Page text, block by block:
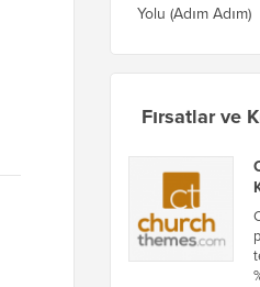
Yolu (Adım Adım)
Fırsatlar ve